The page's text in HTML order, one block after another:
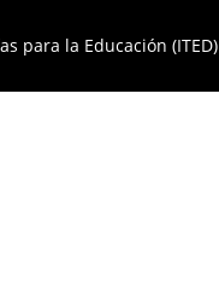
para la Educación (ITED)